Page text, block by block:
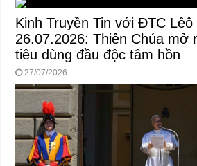
Kinh Truyền Tin với ĐTC Lêô
26.07.2026: Thiên Chúa mở
tiêu dùng đầu độc tâm hồn
27/07/2026